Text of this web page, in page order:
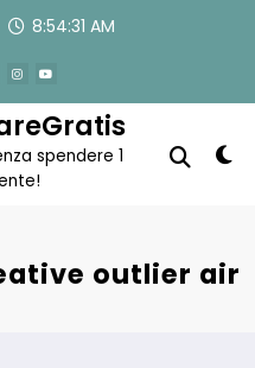
8:54:31 AM
spendere 1
outlier air